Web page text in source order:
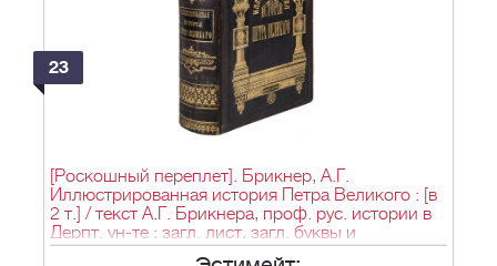
23
[Роскошный переплет]. Брикнер, А.Г.
Иллюстрированная история Петра Великого : [в
2 т.] / текст А.Г. Брикнера, проф. рус. истории в
Дерпт. ун-те ; загл. лист, загл. буквы и
украшения худож. Панова ; грав. на дереве